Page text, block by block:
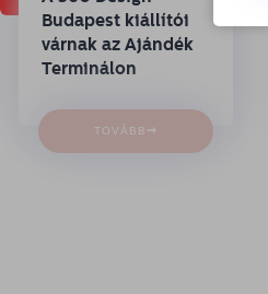
Budapest kiállítói
várnak az Ajándék
Terminálon
TOVÁBB →